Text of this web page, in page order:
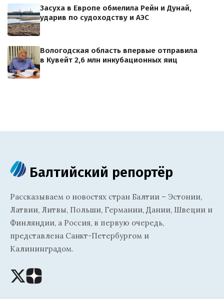
Засуха в Европе обмелила Рейн и Дунай,
ударив по судоходству и АЭС
Вологодская область впервые отправила
в Кувейт 2,6 млн инкубационных яиц
Балтийский репортёр
Рассказываем о новостях стран Балтии – Эстонии,
Латвии, Литвы, Польши, Германии, Дании, Швеции и
Финляндии, а Россия, в первую очередь,
представлена Санкт-Петербургом и
Калининградом.